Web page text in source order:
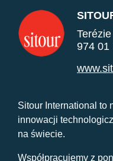
974 01
Sitour International to
innowacji
na świecie.
Współpracujemy z